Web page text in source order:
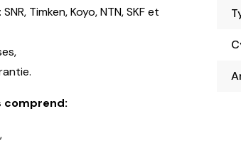
Timken, Koyo, NTN, SKF et
comprend: